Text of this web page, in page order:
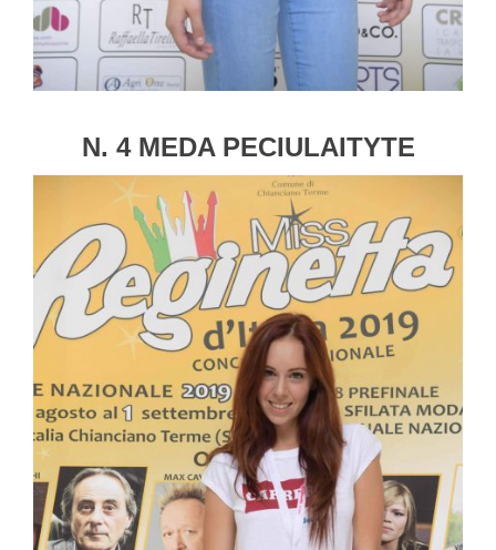
N. 4 MEDA PECIULAITYTE